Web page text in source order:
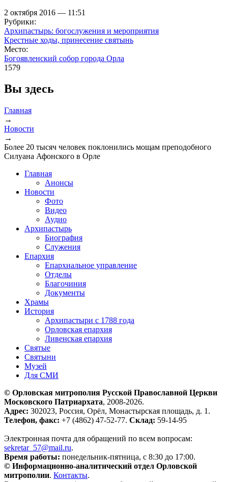
2 октября 2016 — 11:51
Рубрики:
Архипастырь: богослужения и мероприятия
Крестные ходы, принесение святынь
Место:
Богоявленский собор города Орла
1579
Вы здесь
Главная
→
Новости
→
Более 20 тысяч человек поклонились мощам преподобного
Силуана Афонского в Орле
Главная
Анонсы
Новости
Фото
Видео
Аудио
Архипастырь
Биография
Служения
Епархия
Епархиальное управление
Отделы
Благочиния
Документы
Храмы
История
Архипастыри с 1788 года
Орловская епархия
Ливенская епархия
Святые
Святыни
Музей
Для СМИ
© Орловская митрополия Русской Православной Церкви
Московского Патриархата, 2008-2026.
Адрес: 302023, Россия, Орёл, Монастырская площадь, д. 1.
Телефон, факс: +7 (4862) 47-52-77. Склад: 59-14-95
Электронная почта для обращений по всем вопросам:
sekretar_57@mail.ru.
Время работы: понедельник-пятница, с 8:30 до 17:00.
© Информационно-аналитический отдел Орловской
митрополии. Контакты.